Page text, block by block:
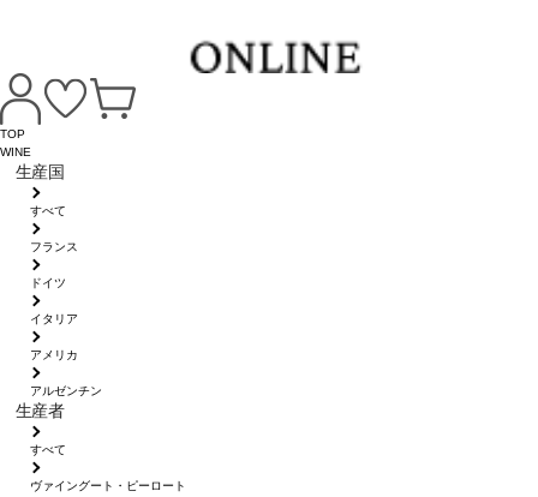
TOP
WINE
生産国
すべて
フランス
ドイツ
イタリア
アメリカ
アルゼンチン
生産者
すべて
ヴァイングート・ピーロート